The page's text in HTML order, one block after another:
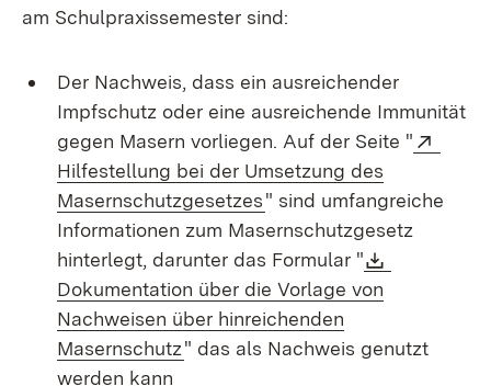
am Schulpraxissemester sind:
Der Nachweis, dass ein ausreichender
Impfschutz oder eine ausreichende Immunität
gegen Masern vorliegen. Auf der Seite "
Hilfestellung bei der Umsetzung des
Masernschutzgesetzes(Öffnet in neuem
" sind umfangreiche
Informationen zum Masernschutzgesetz
hinterlegt, darunter das Formular "
Dokumentation über die Vorlage von
Nachweisen über hinreichenden
Masernschutz(Öffnet in neuem Fenster)
" das als Nachweis genutzt
werden kann